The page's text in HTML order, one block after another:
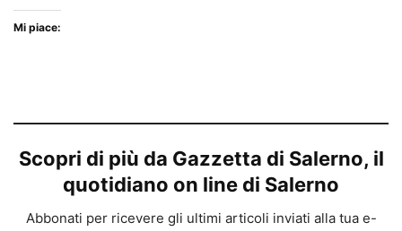
Mi piace:
Scopri di più da Gazzetta di Salerno, il
quotidiano on line di Salerno
Abbonati per ricevere gli ultimi articoli inviati alla tua e-